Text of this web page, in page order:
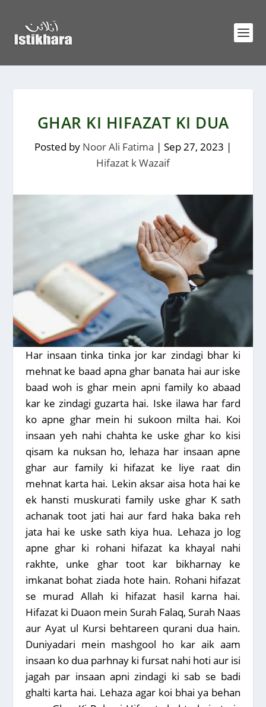
GHAR KI HIFAZAT KI DUA
Posted by Noor Ali Fatima | Sep 27, 2023 |
Hifazat k Wazaif
Har insaan tinka tinka jor kar zindagi bhar ki
mehnat ke baad apna ghar banata hai aur iske
baad woh is ghar mein apni family ko abaad
kar ke zindagi guzarta hai. Iske ilawa har fard
ko apne ghar mein hi sukoon milta hai. Koi
insaan yeh nahi chahta ke uske ghar ko kisi
qisam ka nuksan ho, lehaza har insaan apne
ghar aur family ki hifazat ke liye raat din
mehnat karta hai. Lekin aksar aisa hota hai ke
ek hansti muskurati family uske ghar K sath
achanak toot jati hai aur fard haka baka reh
jata hai ke uske sath kiya hua. Lehaza jo log
apne ghar ki rohani hifazat ka khayal nahi
rakhte, unke ghar toot kar bikharnay ke
imkanat bohat ziada hote hain. Rohani hifazat
se murad Allah ki hifazat hasil karna hai.
Hifazat ki Duaon mein Surah Falaq, Surah Naas
aur Ayat ul Kursi behtareen qurani dua hain.
Duniyadari mein mashgool ho kar aik aam
insaan ko dua parhnay ki fursat nahi hoti aur isi
jagah par insaan apni zindagi ki sab se badi
ghalti karta hai. Lehaza agar koi bhai ya behan